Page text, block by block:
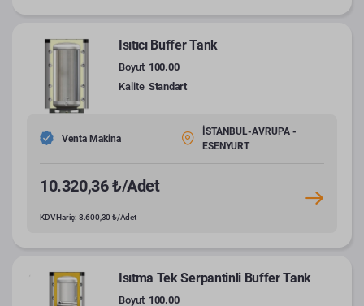
Isıtıcı Buffer Tank
Boyut 100.00
Kalite Standart
Venta Makina
İSTANBUL-AVRUPA -
ESENYURT
10.320,36 ₺/Adet
KDV Hariç: 8.600,30 ₺/Adet
Isıtma Tek Serpantinli Buffer Tank
Boyut 100.00